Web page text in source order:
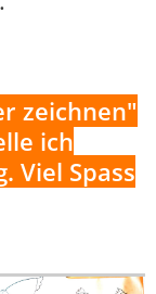
zeichnen"
ich
Viel Spass